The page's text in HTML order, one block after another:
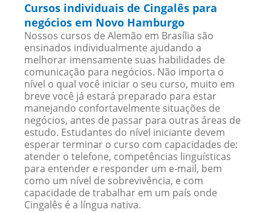
Cursos individuais de Cingalês para
negócios em Novo Hamburgo
Nossos cursos de Alemão em Brasília são
ensinados individualmente ajudando a
melhorar imensamente suas habilidades de
comunicação para negócios. Não importa o
nível o qual você iniciar o seu curso, muito em
breve você já estará preparado para estar
manejando confortavelmente situações de
negócios, antes de passar para outras áreas de
estudo. Estudantes do nível iniciante devem
esperar terminar o curso com capacidades de:
atender o telefone, competências linguísticas
para entender e responder um e-mail, bem
como um nível de sobrevivência, e com
capacidade de trabalhar em um país onde
Cingalês é a língua nativa.